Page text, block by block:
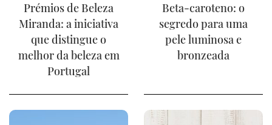
Prémios de Beleza
Miranda: a iniciativa
que distingue o
melhor da beleza em
Portugal
Beta-caroteno: o
segredo para uma
pele luminosa e
bronzeada